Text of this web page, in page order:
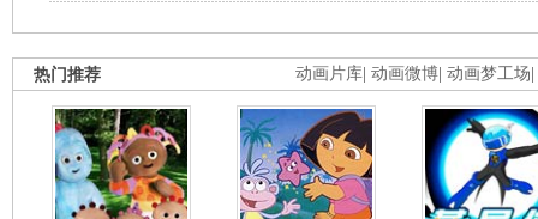
动画片库 动画微博 动画梦工场
热门推荐